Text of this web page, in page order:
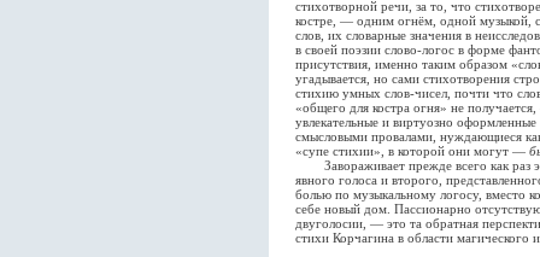
стихотворной речи, за то, что
костре, — одним огнём, одной музыкой,
слов, их словарные значения в
в своей поэзии слово-логос в форме
присутствия, именно таким образом
угадывается, но сами стихотворения
стихию умных слов-чисел, почти что
«общего для костра огня» не
увлекательные и виртуозно
смысловыми провалами, нуждающиеся как
«супе стихии», в которой они могут —
Завораживает прежде всего как раз
явного голоса и второго,
болью по музыкальному логосу, вместо
себе новый дом. Пассионарно
двуголосии, — это та обратная
стихи Корчагина в области